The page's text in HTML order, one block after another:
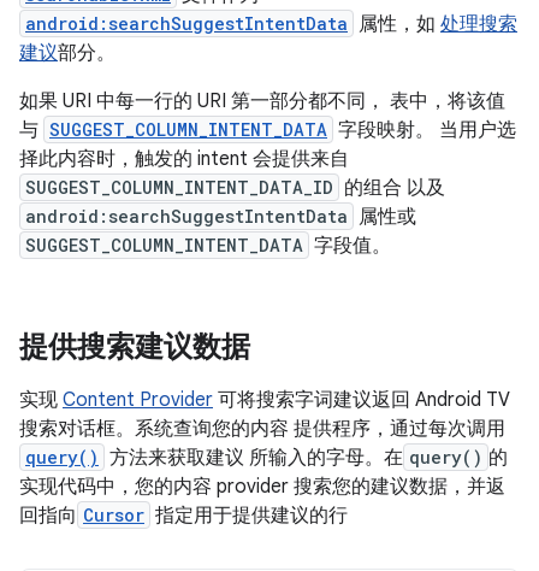
android:searchSuggestIntentData 属性，如 处理搜索
建议部分。
如果 URI 中每一行的 URI 第一部分都不同， 表中，将该值
与 SUGGEST_COLUMN_INTENT_DATA 字段映射。 当用户选
择此内容时，触发的 intent 会提供来自
SUGGEST_COLUMN_INTENT_DATA_ID 的组合 以及
android:searchSuggestIntentData 属性或
SUGGEST_COLUMN_INTENT_DATA 字段值。
提供搜索建议数据
实现 Content Provider 可将搜索字词建议返回 Android TV
搜索对话框。系统查询您的内容 提供程序，通过每次调用
query() 方法来获取建议 所输入的字母。在 query() 的
实现代码中，您的内容 provider 搜索您的建议数据，并返
回指向 Cursor 指定用于提供建议的行